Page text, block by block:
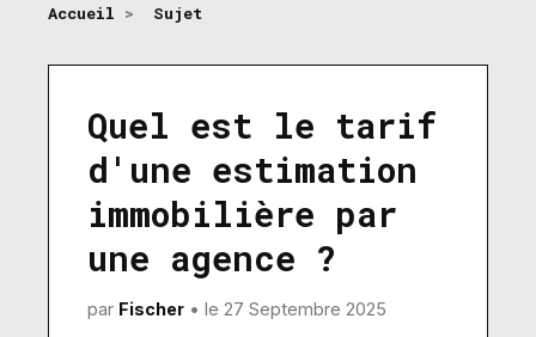
Accueil > Sujet
Quel est le tarif
d'une estimation
immobilière par
une agence ?
par Fischer • le 27 Septembre 2025